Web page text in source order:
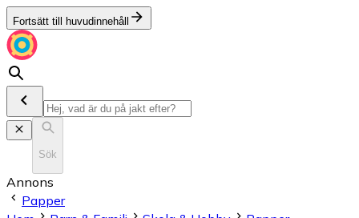
Fortsätt till huvudinnehåll
Sök
Annons
Papper